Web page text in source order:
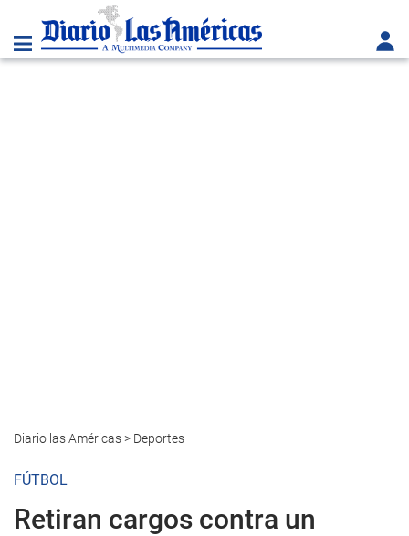
Diario las Américas> Deportes
FÚTBOL
Retiran cargos contra un